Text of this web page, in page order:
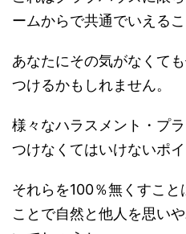
ームからで共通でいえるこ
あなたにその気がなくて
つけるかもしれません。
様々なハラスメント・プ
つけなくてはいけないポ
それらを100％無くすこ
ことで自然と他人を思い